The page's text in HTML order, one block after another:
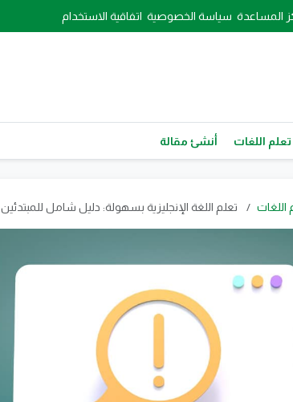
المساعدة سياسة الخصوصية اتفاقية الاستخدام
تعلم اللغات أنشئ مقالة
اللغات تعلم اللغة الإنجليزية بسهولة: دليل شامل للمبتدئين